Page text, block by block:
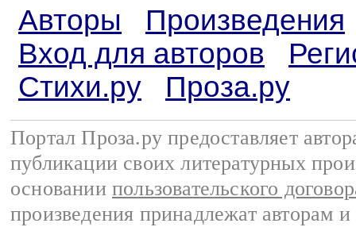
Авторы
Произведения
Вход для авторов
Стихи.ру
Проза.ру
Портал Проза.ру предоставляет
публикации своих литературных
основании пользовательского
произведения принадлежат авторам